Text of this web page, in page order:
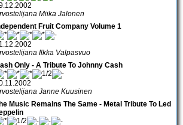
Miika Jalonen
Fruit Company Volume 1
Ilkka Valpasvuo
Only - A Tribute To Johnny Cash
Janne Kuusinen
Music Remains The Same - Metal Tribute To Led